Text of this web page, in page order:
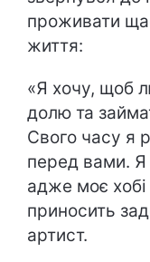
проживати
життя:
«Я хочу, щоб
долю та
Свого часу я
перед вами.
адже моє
приносить
артист.